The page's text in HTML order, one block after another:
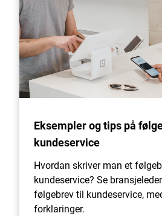
Eksempler og tips på
kundeservice
Hvordan skriver man et
kundeservice? Se
følgebrev til kundeservice,
forklaringer.